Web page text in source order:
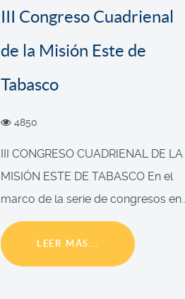
III Congreso Cuadrienal
de la Misión Este de
Tabasco
4850
III CONGRESO CUADRIENAL DE LA
MISIÓN ESTE DE TABASCO En el
marco de la serie de congresos en...
LEER MÁS...